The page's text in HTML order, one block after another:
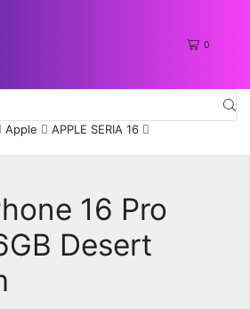
0
input
Apple APPLE SERIA 16
16 Pro
Desert